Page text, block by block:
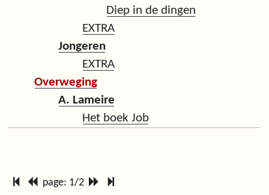
Diep in de dingen
EXTRA
Jongeren
EXTRA
Overweging
A. Lameire
Het boek Job
page: 1/2